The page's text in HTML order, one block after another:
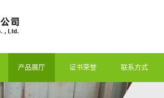
产品展厅 证书荣誉 联系方式